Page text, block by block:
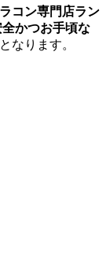
コン専門店ラン
全かつお手頃な
となります。